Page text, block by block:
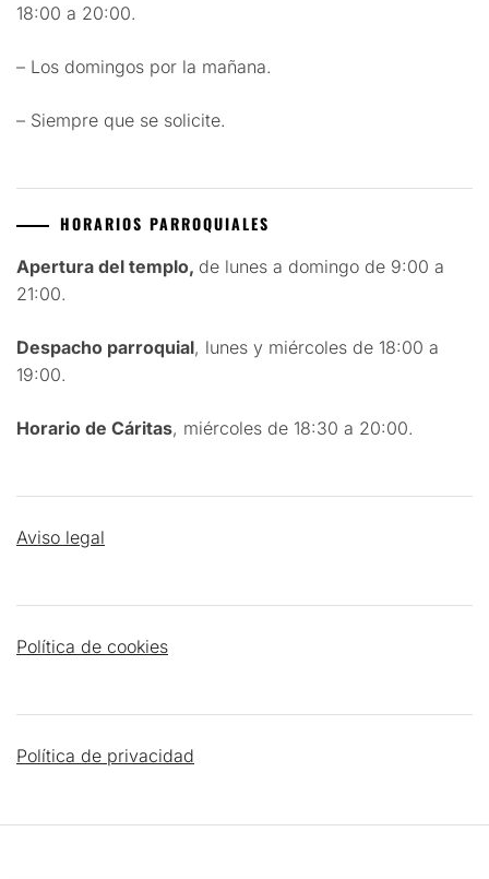
18:00 a 20:00.
– Los domingos por la mañana.
– Siempre que se solicite.
HORARIOS PARROQUIALES
Apertura del templo, de lunes a domingo de 9:00 a
21:00.
Despacho parroquial, lunes y miércoles de 18:00 a
19:00.
Horario de Cáritas, miércoles de 18:30 a 20:00.
Aviso legal
Política de cookies
Política de privacidad